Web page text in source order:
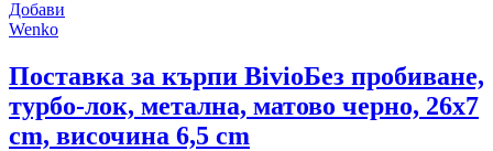
Добави
Wenko
Поставка за кърпи BivioБез пробиване,
турбо-лок, метална, матово черно, 26x7
cm, височина 6,5 cm